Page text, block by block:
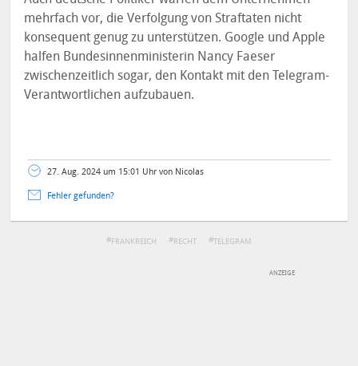
mehrfach vor, die Verfolgung von Straftaten nicht
konsequent genug zu unterstützen. Google und Apple
halfen Bundesinnenministerin Nancy Faeser
zwischenzeitlich sogar, den Kontakt mit den Telegram-
Verantwortlichen aufzubauen.
27. Aug. 2024 um 15:01 Uhr von Nicolas
Fehler gefunden?
FRANKREICH RECHT TELEGRAM